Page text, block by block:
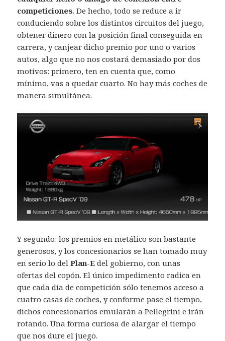
competiciones. De hecho, todo se reduce a ir
conduciendo sobre los distintos circuitos del juego,
obtener dinero con la posición final conseguida en
carrera, y canjear dicho premio por uno o varios
autos, algo que no nos costará demasiado por dos
motivos: primero, ten en cuenta que, como
mínimo, vas a quedar cuarto. No hay más coches de
manera simultánea.
Y segundo: los premios en metálico son bastante
generosos, y los concesionarios se han tomado muy
en serio lo delPlan-E del gobierno, con unas
ofertas del copón. El único impedimento radica en
que cada día de competición sólo tenemos acceso a
cuatro casas de coches, y conforme pase el tiempo,
dichos concesionarios emularán a Pellegrini e irán
rotando. Una forma curiosa de alargar el tiempo
que nos dure el juego.